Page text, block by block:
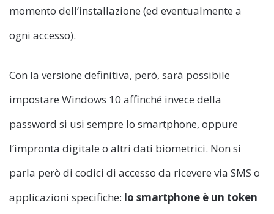
momento dell’installazione (ed eventualmente a
ogni accesso).
Con la versione definitiva, però, sarà possibile
impostare Windows 10 affinché invece della
password si usi sempre lo smartphone, oppure
l’impronta digitale o altri dati biometrici. Non si
parla però di codici di accesso da ricevere via SMS o
applicazioni specifiche: lo smartphone è un token